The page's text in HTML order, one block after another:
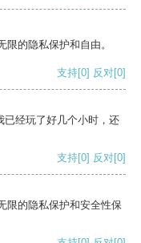
的隐私保护和自由。
支持[0] 反对[0]
已经玩了好几个小时，还
支持[0] 反对[0]
限的隐私保护和安全性保